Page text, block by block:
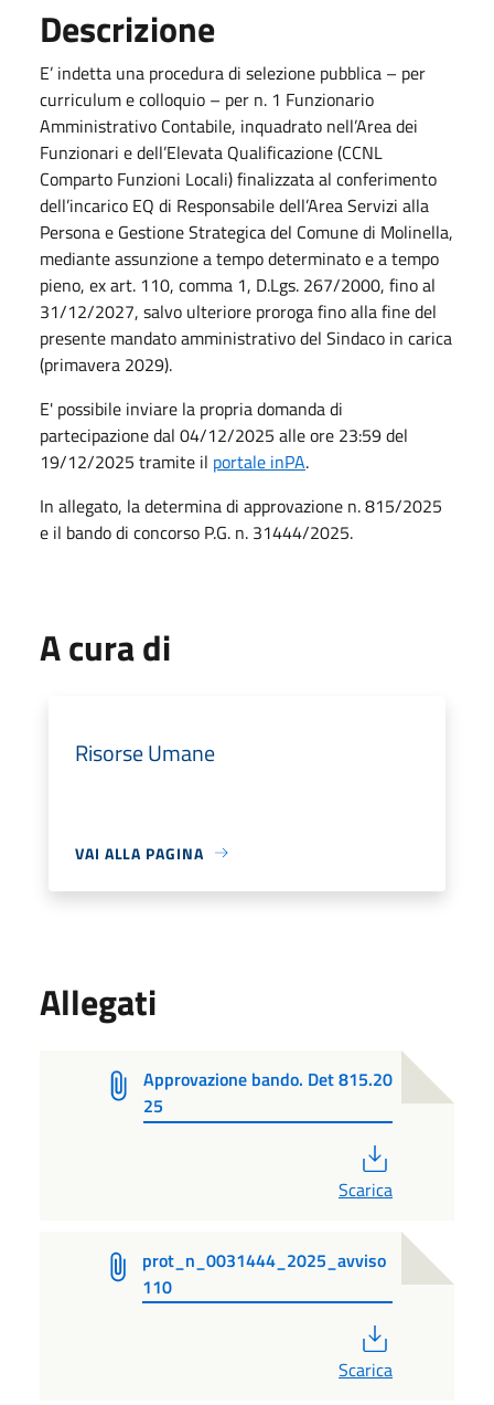
Descrizione
E’ indetta una procedura di selezione pubblica – per
curriculum e colloquio – per n. 1 Funzionario
Amministrativo Contabile, inquadrato nell’Area dei
Funzionari e dell’Elevata Qualificazione (CCNL
Comparto Funzioni Locali) finalizzata al conferimento
dell’incarico EQ di Responsabile dell’Area Servizi alla
Persona e Gestione Strategica del Comune di Molinella,
mediante assunzione a tempo determinato e a tempo
pieno, ex art. 110, comma 1, D.Lgs. 267/2000, fino al
31/12/2027, salvo ulteriore proroga fino alla fine del
presente mandato amministrativo del Sindaco in carica
(primavera 2029).
E' possibile inviare la propria domanda di
partecipazione dal 04/12/2025 alle ore 23:59 del
19/12/2025 tramite il portale inPA.
In allegato, la determina di approvazione n. 815/2025
e il bando di concorso P.G. n. 31444/2025.
A cura di
Risorse Umane
VAI ALLA PAGINA
Allegati
Approvazione bando. Det 815.20
25
Scarica
prot_n_0031444_2025_avviso
110
Scarica